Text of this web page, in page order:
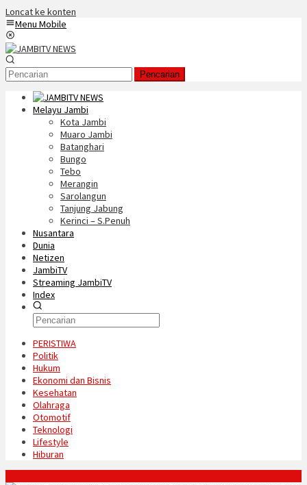
Loncat ke konten
Menu Mobile
Pencarian
Melayu Jambi
Kota Jambi
Muaro Jambi
Batanghari
Bungo
Tebo
Merangin
Sarolangun
Tanjung Jabung
Kerinci – S.Penuh
Nusantara
Dunia
Netizen
JambiTV
Streaming JambiTV
Index
PERISTIWA
Politik
Hukum
Ekonomi dan Bisnis
Kesehatan
Olahraga
Otomotif
Teknologi
Lifestyle
Hiburan